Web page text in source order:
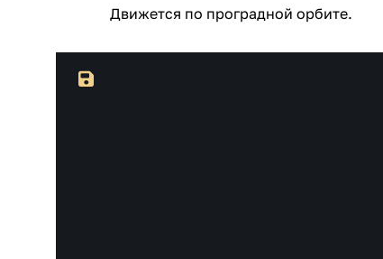
Движется по проградной орбите.